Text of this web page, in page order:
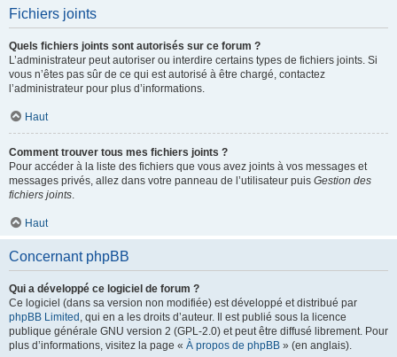
Fichiers joints
Quels fichiers joints sont autorisés sur ce forum ?
L’administrateur peut autoriser ou interdire certains types de fichiers joints. Si
vous n’êtes pas sûr de ce qui est autorisé à être chargé, contactez
l’administrateur pour plus d’informations.
Haut
Comment trouver tous mes fichiers joints ?
Pour accéder à la liste des fichiers que vous avez joints à vos messages et
messages privés, allez dans votre panneau de l’utilisateur puis Gestion des
fichiers joints.
Haut
Concernant phpBB
Qui a développé ce logiciel de forum ?
Ce logiciel (dans sa version non modifiée) est développé et distribué par
phpBB Limited , qui en a les droits d’auteur. Il est publié sous la licence
publique générale GNU version 2 (GPL-2.0) et peut être diffusé librement. Pour
plus d’informations, visitez la page « À propos de phpBB » (en anglais).